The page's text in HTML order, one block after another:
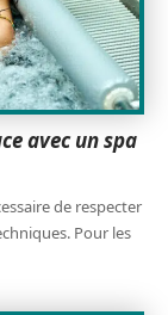
avec un spa
de respecter
Pour les